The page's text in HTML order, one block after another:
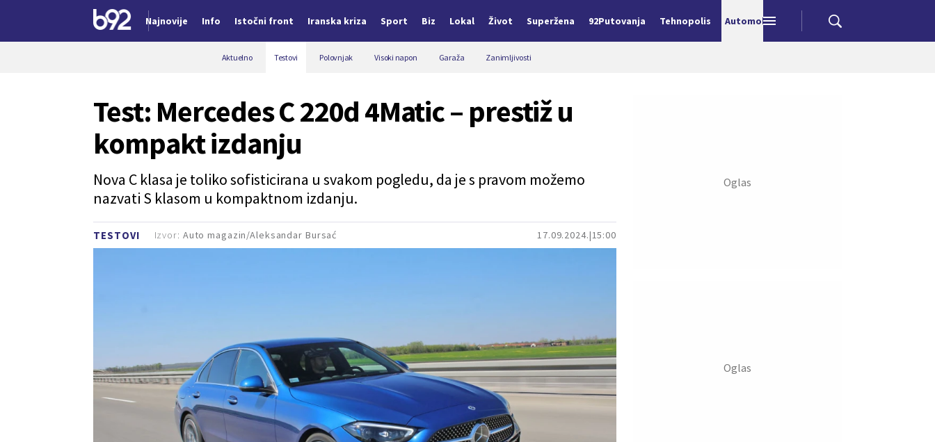
Najnovije Info Istočni front Iranska kriza Sport Biz Lokal Život Superžena 92Putovanja Tehnopolis Automobili
Aktuelno Testovi Polovnjak Visoki napon Garaža Zanimljivosti
TESTOVI 17.09.2024. 15:00
Test: Mercedes C 220d 4Matic – prestiž u
kompakt izdanju
Nova C klasa je toliko sofisticirana u svakom pogledu, da je s pravom možemo
nazvati S klasom u kompaktnom izdanju.
Izvor: Auto magazin/Aleksandar Bursać